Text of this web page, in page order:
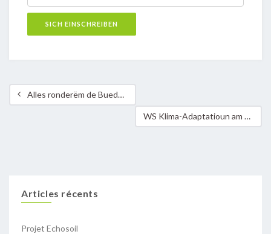
Alles ronderëm de Buedem – D‘Wanderausstellung Schatzkëscht Buedem vum Naturmusée zu Besuch an der Gemeng Stroossen
WS Klima-Adaptatioun am Kader vum Klimapaktdag
Articles récents
Projet Echosoil